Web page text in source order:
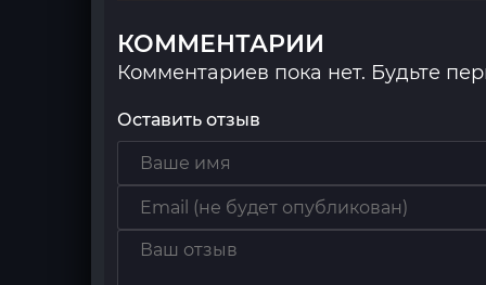
КОММЕНТАРИИ
Комментариев пока нет. Будьте
Оставить отзыв